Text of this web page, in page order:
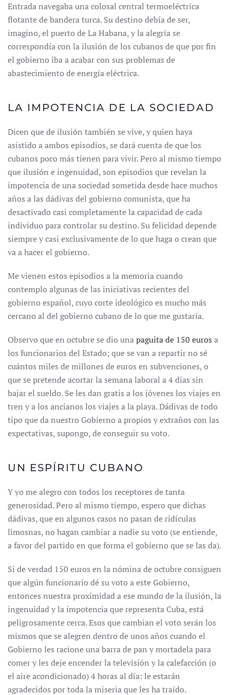
Entrada navegaba una colosal central termoeléctrica
flotante de bandera turca. Su destino debía de ser,
imagino, el puerto de La Habana, y la alegría se
correspondía con la ilusión de los cubanos de que por fin
el gobierno iba a acabar con sus problemas de
abastecimiento de energía eléctrica.
LA IMPOTENCIA DE LA SOCIEDAD
Dicen que de ilusión también se vive, y quien haya
asistido a ambos episodios, se dará cuenta de que los
cubanos poco más tienen para vivir. Pero al mismo tiempo
que ilusión e ingenuidad, son episodios que revelan la
impotencia de una sociedad sometida desde hace muchos
años a las dádivas del gobierno comunista, que ha
desactivado casi completamente la capacidad de cada
individuo para controlar su destino. Su felicidad depende
siempre y casi exclusivamente de lo que haga o crean que
va a hacer el gobierno.
Me vienen estos episodios a la memoria cuando
contemplo algunas de las iniciativas recientes del
gobierno español, cuyo corte ideológico es mucho más
cercano al del gobierno cubano de lo que me gustaría.
Observo que en octubre se dio unapaguita de 150 euros a
los funcionarios del Estado; que se van a repartir no sé
cuántos miles de millones de euros en subvenciones, o
que se pretende acortar la semana laboral a 4 días sin
bajar el sueldo. Se les dan gratis a los jóvenes los viajes en
tren y a los ancianos los viajes a la playa. Dádivas de todo
tipo que da nuestro Gobierno a propios y extraños con las
expectativas, supongo, de conseguir su voto.
UN ESPÍRITU CUBANO
Y yo me alegro con todos los receptores de tanta
generosidad. Pero al mismo tiempo, espero que dichas
dádivas, que en algunos casos no pasan de ridículas
limosnas, no hagan cambiar a nadie su voto (se entiende,
a favor del partido en que forma el gobierno que se las da).
Si de verdad 150 euros en la nómina de octubre consiguen
que algún funcionario dé su voto a este Gobierno,
entonces nuestra proximidad a ese mundo de la ilusión, la
ingenuidad y la impotencia que representa Cuba, está
peligrosamente cerca. Esos que cambian el voto serán los
mismos que se alegren dentro de unos años cuando el
Gobierno les racione una barra de pan y mortadela para
comer y les deje encender la televisión y la calefacción (o
el aire acondicionado) 4 horas al día: le estarán
agradecidos por toda la miseria que les ha traído.